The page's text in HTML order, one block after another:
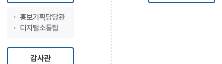
홍보기획담당관
디지털소통팀
감사관